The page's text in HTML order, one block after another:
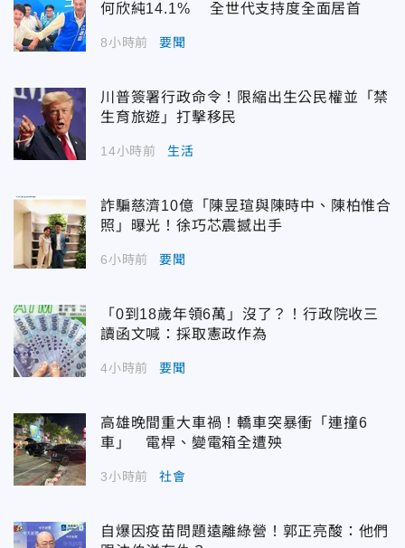
何欣純14.1% 全世代支持度全面居首
8小時前 要聞
川普簽署行政命令！限縮出生公民權並「禁
生育旅遊」打擊移民
14小時前 生活
詐騙慈濟10億「陳昱瑄與陳時中、陳柏惟合
照」曝光！徐巧芯震撼出手
6小時前 要聞
「0到18歲年領6萬」沒了？！行政院收三
讀函文喊：採取憲政作為
4小時前 要聞
高雄晚間重大車禍！轎車突暴衝「連撞6
車」 電桿、變電箱全遭殃
3小時前 社會
自爆因疫苗問題遠離綠營！郭正亮酸：他們